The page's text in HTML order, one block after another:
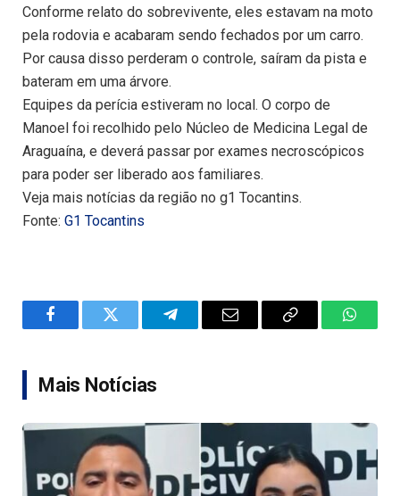
Conforme relato do sobrevivente, eles estavam na moto
pela rodovia e acabaram sendo fechados por um carro.
Por causa disso perderam o controle, saíram da pista e
bateram em uma árvore.
Equipes da perícia estiveram no local. O corpo de
Manoel foi recolhido pelo Núcleo de Medicina Legal de
Araguaína, e deverá passar por exames necroscópicos
para poder ser liberado aos familiares.
Veja mais notícias da região no g1 Tocantins.
Fonte: G1 Tocantins
FacebookTwitter TelegramEmail
Copy
Mais Notícias